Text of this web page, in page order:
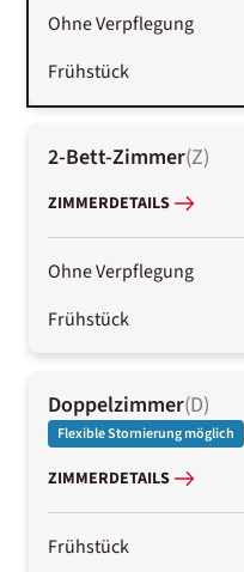
Ohne Verpflegung
Frühstück
2-Bett-Zimmer(Z)
ZIMMERDETAILS
Ohne Verpflegung
Frühstück
Doppelzimmer(D)
Flexible Stornierung möglich
ZIMMERDETAILS
Frühstück